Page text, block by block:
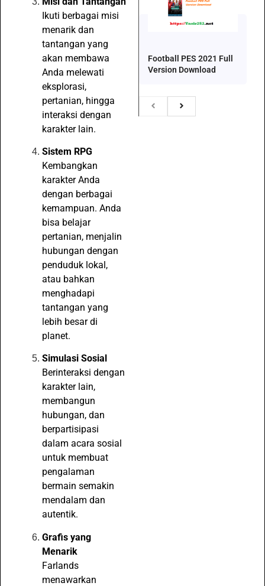
Ikuti berbagai misi
menarik dan
tantangan yang
akan membawa
Anda melewati
eksplorasi,
pertanian, hingga
interaksi dengan
karakter lain.
Sistem RPG
Kembangkan
karakter Anda
dengan berbagai
kemampuan. Anda
bisa belajar
pertanian, menjalin
hubungan dengan
penduduk lokal,
atau bahkan
menghadapi
tantangan yang
lebih besar di
planet.
Simulasi Sosial
Berinteraksi dengan
karakter lain,
membangun
hubungan, dan
berpartisipasi
dalam acara sosial
untuk membuat
pengalaman
bermain semakin
mendalam dan
autentik.
Grafis yang
Menarik
Farlands
menawarkan
Football PES 2021 Full
Version Download